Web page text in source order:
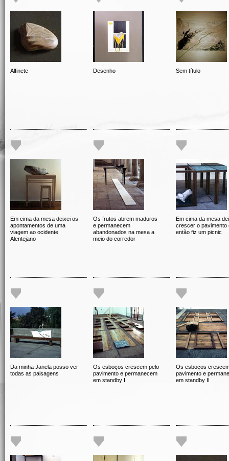
Alfinete Desenho Sem título
Em cima da mesa deixei os
apontamentos de uma
viagem ao ocidente
Alentejano
Os frutos abrem maduros
e permanecem
abandonados na mesa a
meio do corredor
Em cima da mesa
crescer o pavimento
então fiz um picnic
Da minha Janela posso ver
todas as paisagens
Os esboços crescem pelo
pavimento e permanecem
em standby I
Os esboços
pavimento e
em standby II